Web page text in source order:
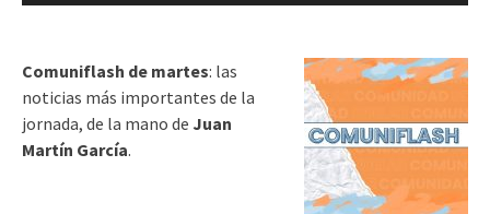
Comuniflash de martes: las
noticias más importantes de la
jornada, de la mano de Juan
Martín García.